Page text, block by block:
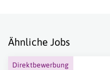
Ähnliche Jobs
Direktbewerbung